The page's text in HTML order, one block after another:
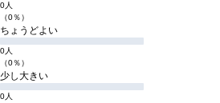
0人
（0％）
ちょうどよい
0人
（0％）
少し大きい
0人